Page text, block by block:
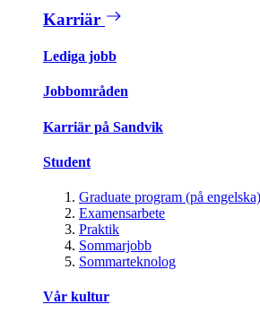
Karriär
Lediga jobb
Jobbområden
Karriär på Sandvik
Student
Graduate program (på engelska)
Examensarbete
Praktik
Sommarjobb
Sommarteknolog
Vår kultur